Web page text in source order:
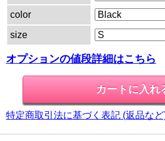
color
size
オプションの値段詳細はこちら
特定商取引法に基づく表記 (返品な